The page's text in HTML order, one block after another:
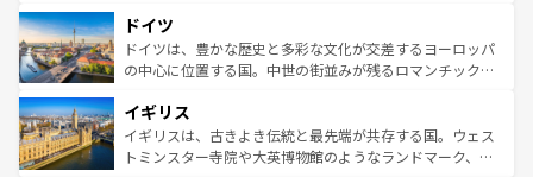
せる。地方によって風土や気候が異なるスペインはその個
性で訪れる人を魅了する。 なお、新着のスペイン情報は コ
ンテンツ一覧を参照してほしい。
で、幅広い魅力が詰まっている。華麗な宮殿、歴史的な大
聖堂、美しいビーチ、そして豊かな自然が、訪れる者を心
から魅了する。また、フランスは美食の国としても知ら
いる。シャンパンの発祥地であるランス、プロヴァンスの
香り高いラベンダー畑など、多彩な楽しみ方が可能だ。さ
らに、パリ以外の地域にも魅力が溢れており、どの街角に
ドイツ
ドイツは、豊かな歴史と多彩な文化が交差するヨーロッパ
の中心に位置する国。中世の街並みが残るロマンチック街
顔を持つこの国は、どこを歩いても飽きることがない。ベ
ルリンの文化的活気、バイエルン州のアルプスの絶景、そ
してライン川沿いのワイン畑といった風景は必見。ビール
イギリス
イギリスは、古きよき伝統と最先端が共存する国。ウェス
トミンスター寺院や大英博物館のようなランドマーク、歴